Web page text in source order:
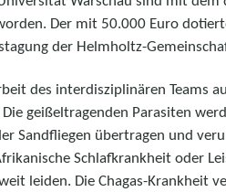
Der mit 50.000 Euro
der Helmholtz-
des interdisziplinären Teams
geißeltragenden Parasiten
Sandfliegen übertragen und
Schlafkrankheit oder
leiden. Die Chagas-Krankheit